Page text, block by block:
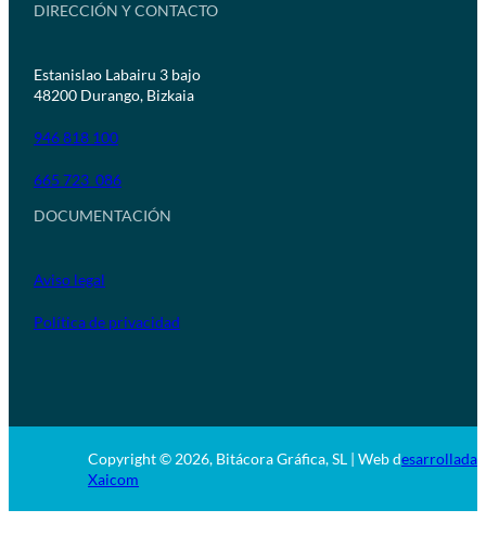
DIRECCIÓN Y CONTACTO
Estanislao Labairu 3 bajo
48200 Durango, Bizkaia
946 818 100
665 723 086
DOCUMENTACIÓN
Aviso legal
Política de privacidad
Copyright © 2026, Bitácora Gráfica, SL | Web desarrollada
Xaicom